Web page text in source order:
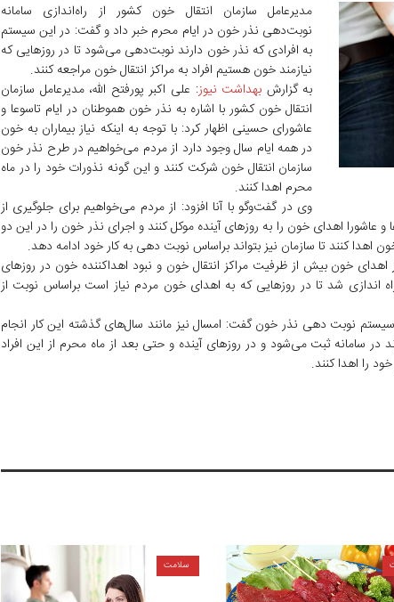
مدیرعامل سازمان انتقال خون کشور از راه‌اندازی سامانه
نوبت‌دهی نذر خون در ایام محرم خبر داد و گفت: در این سیستم
به افرادی که نذر خون دارند نوبت‌دهی‌ می‌شود تا در روزهایی که
نیازمند خون هستیم افراد به مراکز انتقال خون مراجعه کنند.
به گزارش بهداشت نیوز: علی اکبر پورفتح الله، مدیرعامل سازمان
انتقال خون کشور با اشاره به نذر خون هموطنان در ایام تاسوعا و
عاشورای حسینی اظهار کرد: با توجه به اینکه نیاز بیماران به خون
در همه ایام سال وجود دارد از مردم می‌خواهیم در طرح نذر خون
سازمان انتقال خون شرکت کنند و این گونه نذورات خود را در ماه
محرم اهدا کنند.
وی در گفت‌وگو با آنا افزود: از مردم می‌خواهیم برای جلوگیری از
عاشورا اهدای خون را به روزهای آینده موکل کنند و اجرای نذر خون را در این دو
اهدا کنند تا سازمان نیز بتواند براساس نوبت دهی به کار خود ادامه دهد.
اهدای خون بیش از ظرفیت مراکز انتقال خون و نبود اهداکننده خون در روزهای
شد تا در روزهایی که به اهدای خون مردم نیاز است براساس نوبت از
سیستم نوبت دهی نذر خون گفت: امسال نیز مانند سال‌های گذشته این کار انجام
سامانه ثبت می‌شود و در روزهای آینده و حتی بعد از ماه محرم از این افراد
را اهدا کنند.
سلامت